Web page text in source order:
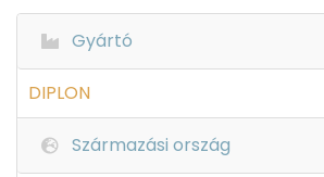
Gyártó
DIPLON
Származási ország